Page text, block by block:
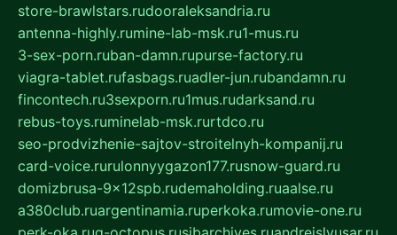
store-brawlstars.rudooraleksandria.ru
antenna-highly.rumine-lab-msk.ru1-mus.ru
3-sex-porn.ruban-damn.rupurse-factory.ru
viagra-tablet.rufasbags.ruadler-jun.rubandamn.ru
fincontech.ru3sexporn.ru1mus.rudarksand.ru
rebus-toys.ruminelab-msk.rurtdco.ru
seo-prodvizhenie-sajtov-stroitelnyh-kompanij.ru
card-voice.rurulonnyygazon177.rusnow-guard.ru
domizbrusa-9x12spb.rudemaholding.ruaalse.ru
a380club.ruargentinamia.ruperkoka.rumovie-one.ru